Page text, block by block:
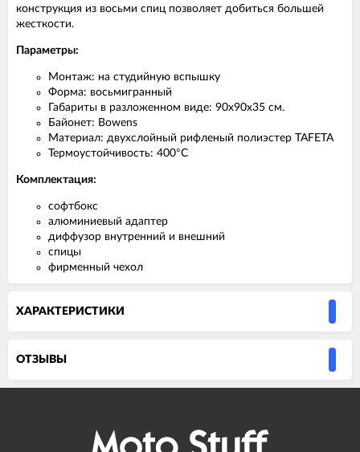
конструкция из восьми спиц позволяет добиться большей
жесткости.
Параметры:
Монтаж: на студийную вспышку
Форма: восьмигранный
Габариты в разложенном виде: 90х90х35 см.
Байонет: Bowens
Материал: двухслойный рифленый полиэстер TAFETA
Термоустойчивость: 400°C
Комплектация:
софтбокс
алюминиевый адаптер
диффузор внутренний и внешний
спицы
фирменный чехол
ХАРАКТЕРИСТИКИ
ОТЗЫВЫ